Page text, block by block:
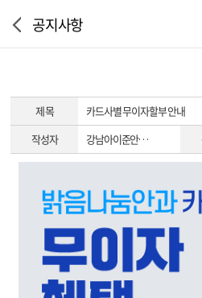
공지사항
제 목
카드사별 무이자할부 안내
작성자
강남아이준안…